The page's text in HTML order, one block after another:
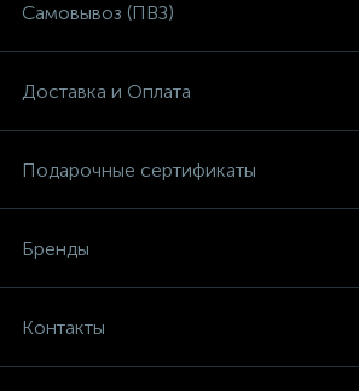
Самовывоз (ПВЗ)
Доставка и Оплата
Подарочные сертификаты
Бренды
Контакты